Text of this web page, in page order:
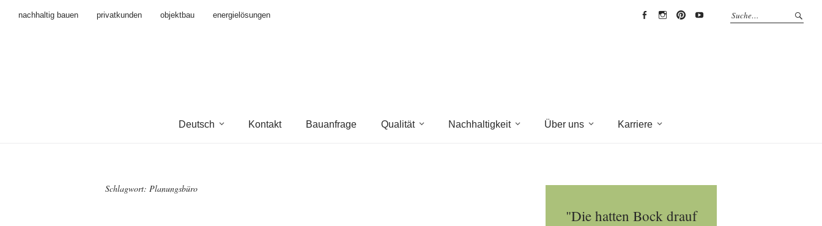
nachhaltig bauen privatkunden objektbau
energielösungen
Deutsch Kontakt Bauanfrage Qualität Nachhaltigkeit Über uns Karriere
Schlagwort: Planungsbüro
"Die hatten Bock drauf